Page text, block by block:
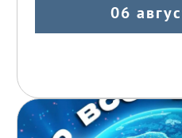
06